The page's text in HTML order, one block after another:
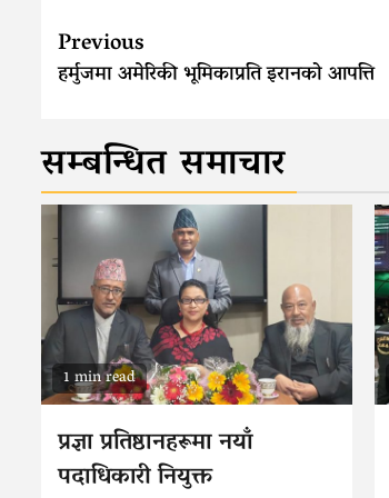
Continue
Reading
Previous
हर्मुजमा अमेरिकी भूमिकाप्रति इरानको आपत्ति
सम्बन्धित समाचार
1 min read
प्रज्ञा प्रतिष्ठानहरूमा नयाँ
पदाधिकारी नियुक्त